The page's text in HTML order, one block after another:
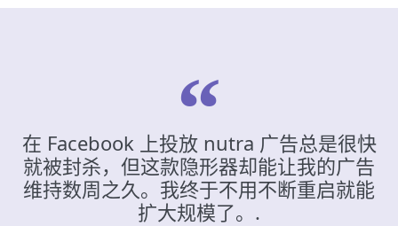
在 Facebook 上投放 nutra 广告总是很快
就被封杀，但这款隐形器却能让我的广告
维持数周之久。我终于不用不断重启就能
扩大规模了。.